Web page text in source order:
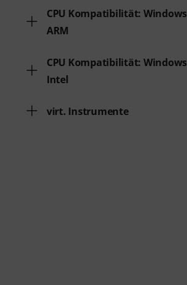
CPU Kompatibilität: Windows
ARM
CPU Kompatibilität: Windows
Intel
virt. Instrumente